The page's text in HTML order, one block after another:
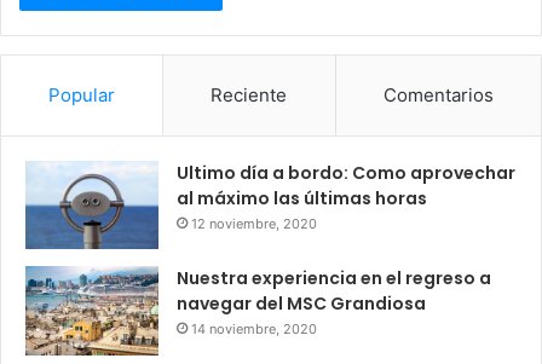
Popular Reciente Comentarios
Ultimo día a bordo: Como aprovechar
al máximo las últimas horas
12 noviembre, 2020
Nuestra experiencia en el regreso a
navegar del MSC Grandiosa
14 noviembre, 2020